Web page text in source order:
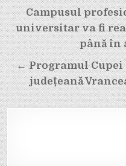
Navigare
în
articole
Campusul
universitar va fi
până în
← Programul Cupei
județeană